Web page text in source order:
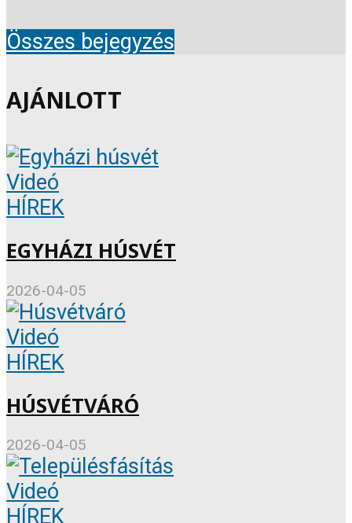
Összes bejegyzés
AJÁNLOTT
Videó
HÍREK
EGYHÁZI HÚSVÉT
2026-04-05
Videó
HÍREK
HÚSVÉTVÁRÓ
2026-04-05
Videó
HÍREK